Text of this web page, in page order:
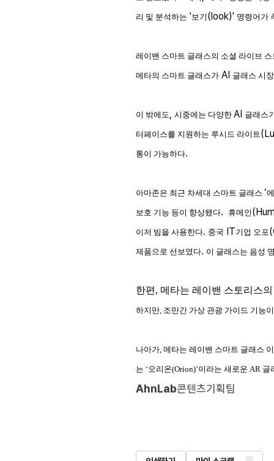
리 및 분석하는 '보기 (look)' 명령어가
레이밴 스마트 글래스의 소셜 라이브
메타의 스마트 글래스가 AI 글래스 시
이 밖에도, 시중에는 다양한 AI 글래스
터페이스를 지원하는 루시드 라이트
통이 가능하다.
아마존은 최근 차세대 스마트 글래스 ‘
보호 기능 등이 향상됐다. 휴메인
이저 빔을 사용한다. 중국 IT기업 오포
제품으로 선보였다. 이 글래스는 음성
한편, 메타는 레이밴 스토리스
하지만, 조만간 가상 관광 가이드 기능
나아가, 메타는 레이밴 스마트 글래스
는 ‘오리온(Orion)’이라는 새로운 AR 글
AhnLab콘텐츠기획팀